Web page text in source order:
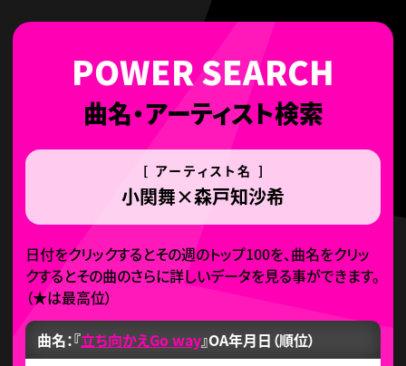
曲名・アーティスト検索
[ アーティスト名 ]
小関舞×森戸知沙希
日付をクリックするとその週のトップ100を、曲名をクリッ
クするとその曲のさらに詳しいデータを見る事ができます。
（★は最高位）
曲名：『立ち向かえGo way』OA年月日（順位）